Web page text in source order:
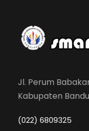
Jl. Perum
Kabupaten
(022) 6809325